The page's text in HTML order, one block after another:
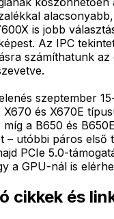
is jobb
Az IPC
számíthatunk az
szeptember
X670 és X670E
míg a B650 és
– utóbbi páros első
PCIe 5.0-
a GPU-nál is
cikkek és